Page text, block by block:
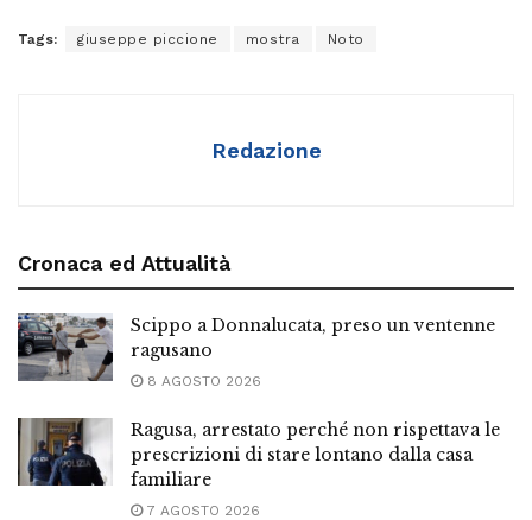
Tags: giuseppe piccione mostra Noto
Redazione
Cronaca ed Attualità
Scippo a Donnalucata, preso un ventenne
ragusano
8 AGOSTO 2026
Ragusa, arrestato perché non rispettava le
prescrizioni di stare lontano dalla casa
familiare
7 AGOSTO 2026